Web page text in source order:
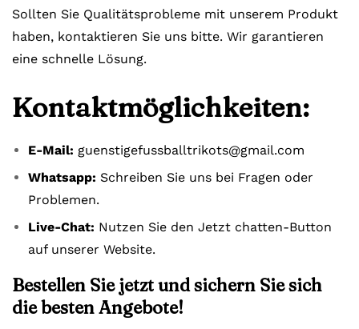
Sollten Sie Qualitätsprobleme mit unserem Produkt
haben, kontaktieren Sie uns bitte. Wir garantieren
eine schnelle Lösung.
Kontaktmöglichkeiten:
E-Mail: guenstigefussballtrikots@gmail.com
Whatsapp: Schreiben Sie uns bei Fragen oder
Problemen.
Live-Chat: Nutzen Sie den Jetzt chatten-Button
auf unserer Website.
Bestellen Sie jetzt und sichern Sie sich
die besten Angebote!